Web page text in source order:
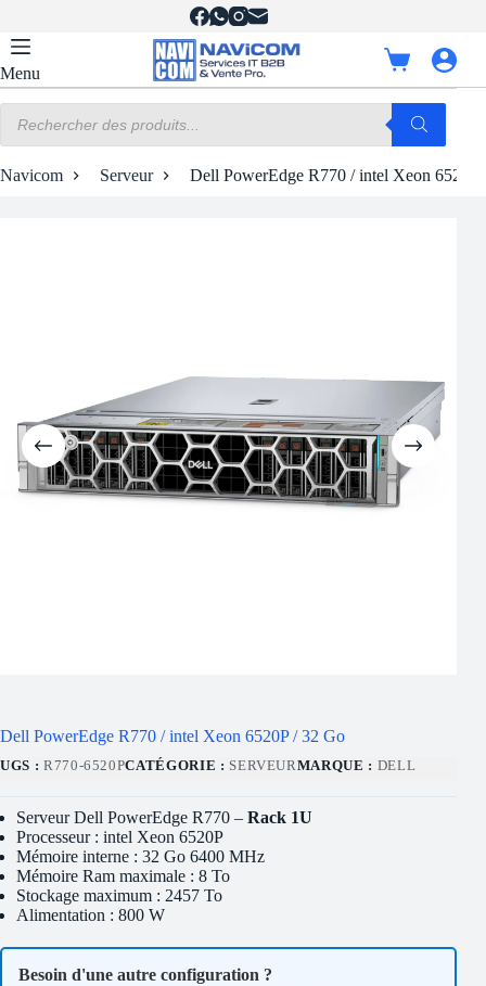
contenu
Menu
Panier
d’achat
produits
Navicom Serveur Dell PowerEdge R770 / intel Xeon 6520P
Dell PowerEdge R770 / intel Xeon 6520P / 32 Go
UGS : R770-6520PCATÉGORIE : SERVEURMARQUE : DELL
Serveur Dell PowerEdge R770 – Rack 1U
Processeur : intel Xeon 6520P
Mémoire interne : 32 Go 6400 MHz
Mémoire Ram maximale : 8 To
Stockage maximum : 2457 To
Alimentation : 800 W
Besoin d'une autre configuration ?